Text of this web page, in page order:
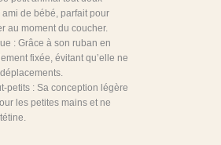
de bébé, parfait pour
au moment du coucher.
: Grâce à son ruban en
fixée, évitant qu’elle ne
petits : Sa conception légère
les petites mains et ne